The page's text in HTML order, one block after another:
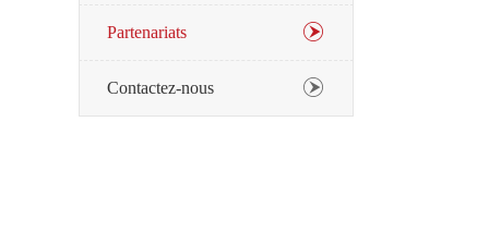
Partenariats
Contactez-nous